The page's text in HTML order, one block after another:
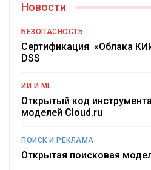
Новости
БЕЗОПАСНОСТЬ
Сертификация «Облака
DSS
ИИ И ML
Открытый код
моделей Cloud.ru
ПОИСК И РЕКЛАМА
Открытая поисковая